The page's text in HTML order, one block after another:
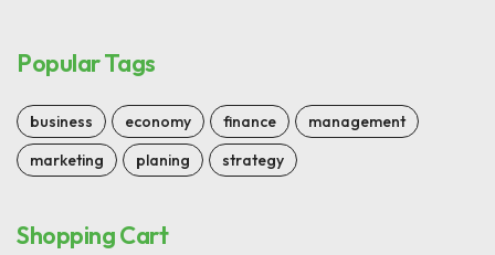
Popular Tags
business economy finance
management
marketing
planing strategy
Shopping Cart